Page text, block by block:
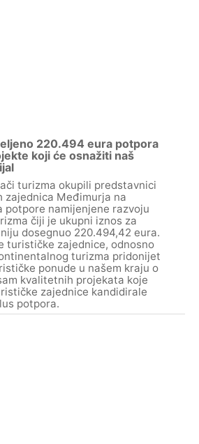
220.494 eura potpora
koji će osnažiti naš
turizma okupili predstavnici
zajednica Međimurja na
potpore namijenjene razvoju
čiji je ukupni iznos za
dosegnuo 220.494,42 eura.
turističke zajednice, odnosno
turizma pridonijet
ponude u našem kraju o
kvalitetnih projekata koje
zajednice kandidirale
potpora.